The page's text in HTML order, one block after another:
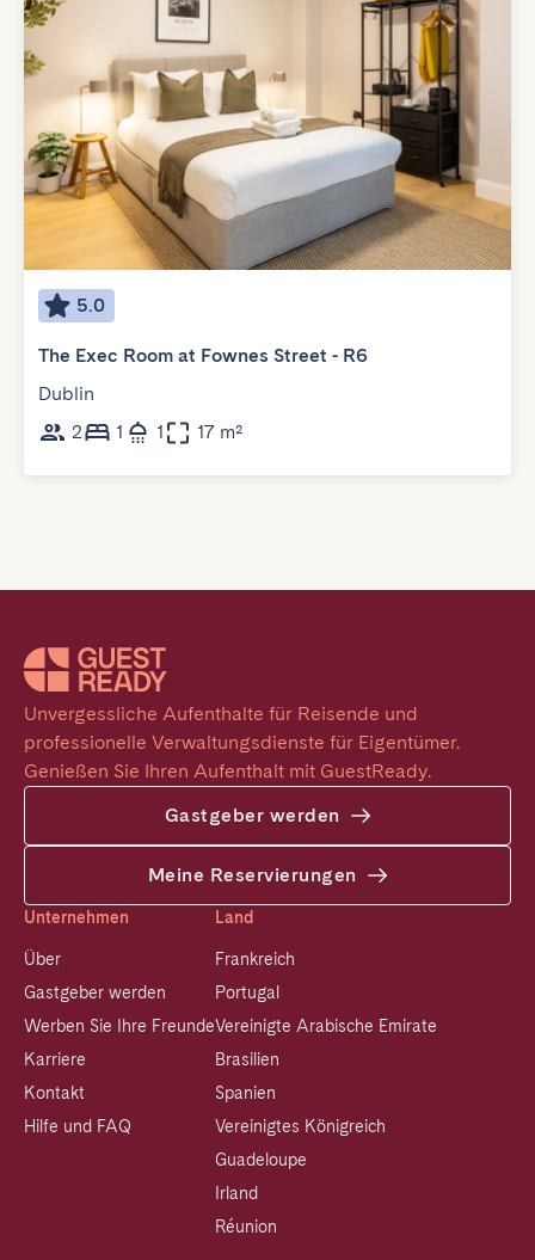
5.0
The Exec Room at Fownes Street - R6
Dublin
2
1 1 17 m²
Unvergessliche Aufenthalte für Reisende und
professionelle Verwaltungsdienste für Eigentümer.
Genießen Sie Ihren Aufenthalt mit GuestReady.
Gastgeber werden
Meine Reservierungen
Unternehmen
Über
Gastgeber werden
Werben Sie Ihre Freunde
Karriere
Kontakt
Hilfe und FAQ
Land
Frankreich
Portugal
Vereinigte Arabische Emirate
Brasilien
Spanien
Vereinigtes Königreich
Guadeloupe
Irland
Réunion